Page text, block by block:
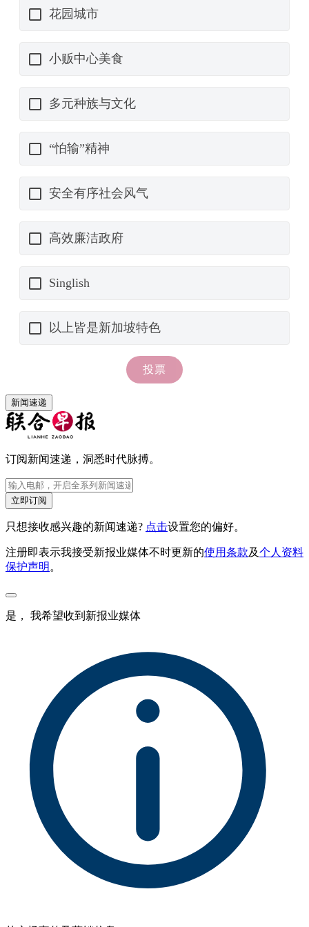
新闻速递
订阅新闻速递，洞悉时代脉搏。
立即订阅
只想接收感兴趣的新闻速递? 点击设置您的偏好。
注册即表示我接受新报业媒体不时更新的使用条款及个人资料
保护声明 。
是， 我希望收到新报业媒体